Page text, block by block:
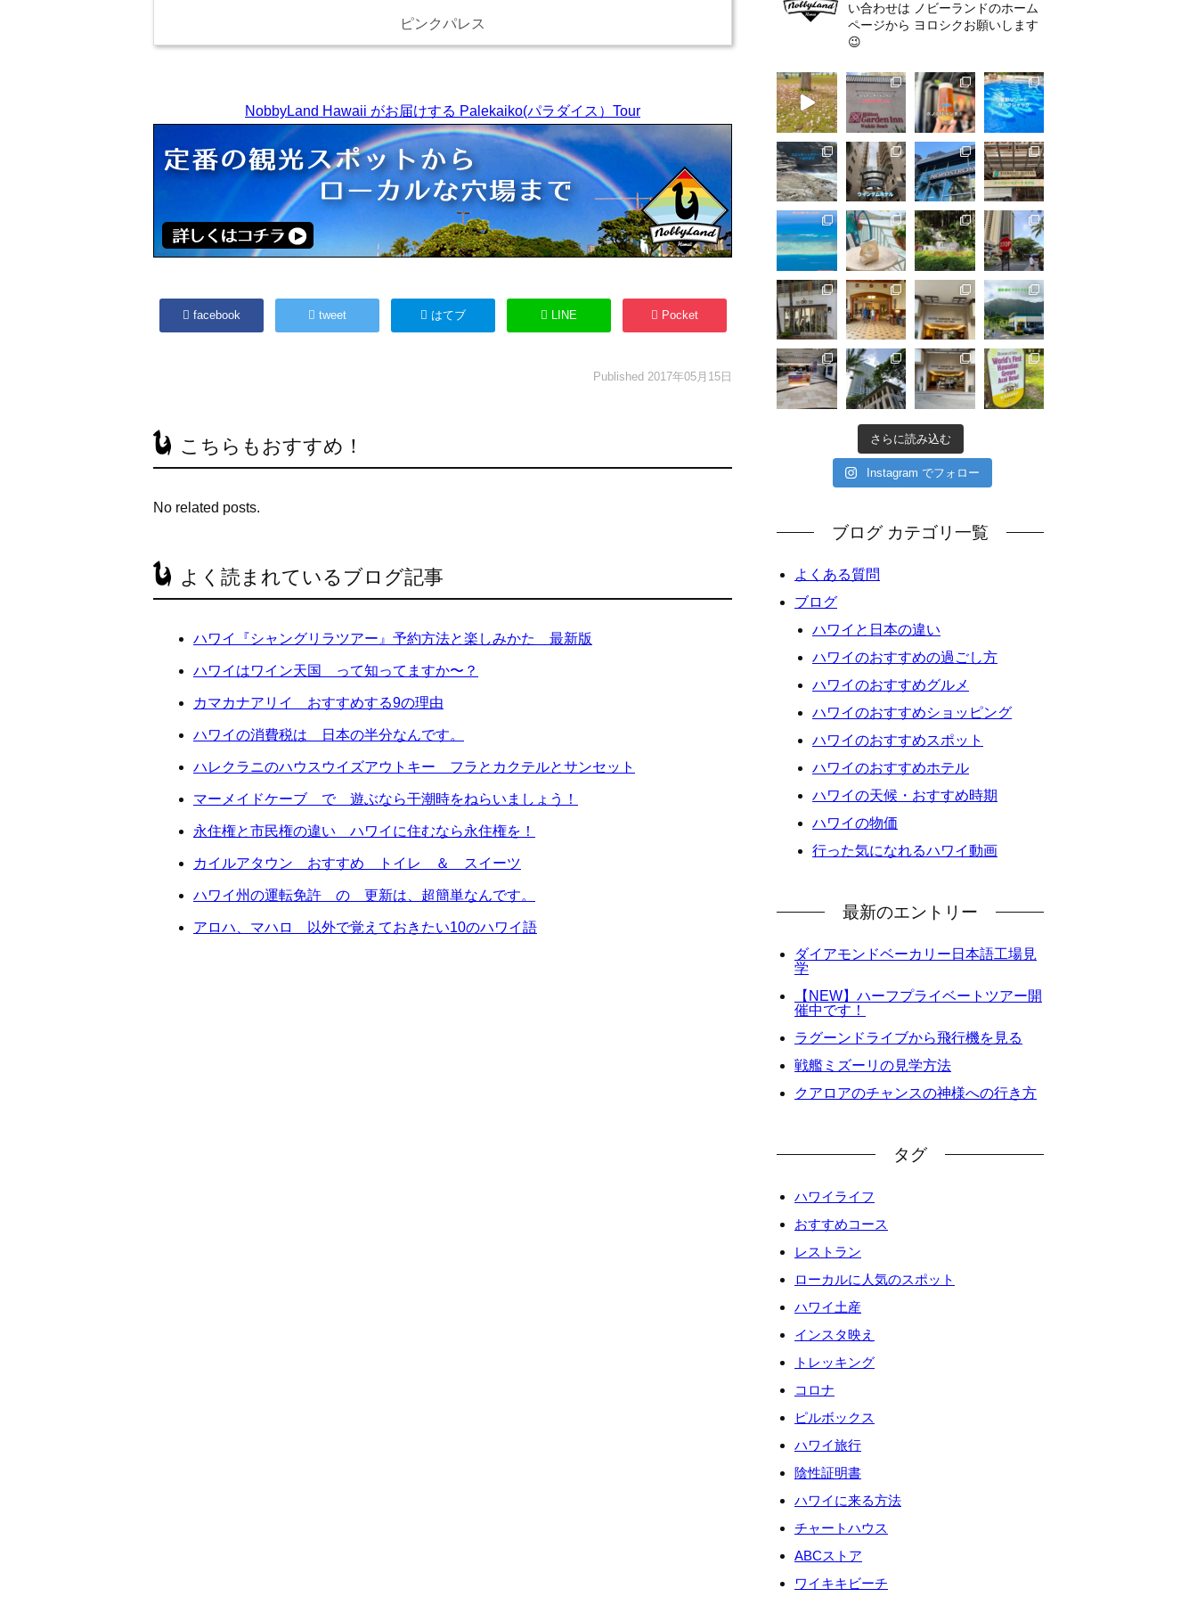
ピンクパレス
NobbyLand Hawaii がお届けする Palekaiko(パラダイス）Tour
facebook tweet はてブ LINE Pocket
Published 2017年05月15日
こちらもおすすめ！
No related posts.
よく読まれているブログ記事
ハワイ『シャングリラツアー』予約方法と楽しみかた 最新版
ハワイはワイン天国 って知ってますか〜？
カマカナアリイ おすすめする9の理由
ハワイの消費税は 日本の半分なんです。
ハレクラニのハウスウイズアウトキー フラとカクテルとサンセット
マーメイドケーブ で 遊ぶなら干潮時をねらいましょう！
永住権と市民権の違い ハワイに住むなら永住権を！
カイルアタウン おすすめ トイレ ＆ スイーツ
ハワイ州の運転免許 の 更新は、超簡単なんです。
アロハ、マハロ 以外で覚えておきたい10のハワイ語
い合わせは ノビーランドのホーム
ページから ヨロシクお願いします
😉
さらに読み込む
Instagram でフォロー
ブログ カテゴリ一覧
よくある質問
ブログ
ハワイと日本の違い
ハワイのおすすめの過ごし方
ハワイのおすすめグルメ
ハワイのおすすめショッピング
ハワイのおすすめスポット
ハワイのおすすめホテル
ハワイの天候・おすすめ時期
ハワイの物価
行った気になれるハワイ動画
最新のエントリー
ダイアモンドベーカリー日本語工場見
学
【NEW】ハーフプライベートツアー開
催中です！
ラグーンドライブから飛行機を見る
戦艦ミズーリの見学方法
クアロアのチャンスの神様への行き方
タグ
ハワイライフ
おすすめコース
レストラン
ローカルに人気のスポット
ハワイ土産
インスタ映え
トレッキング
コロナ
ピルボックス
ハワイ旅行
陰性証明書
ハワイに来る方法
チャートハウス
ABCストア
ワイキキビーチ